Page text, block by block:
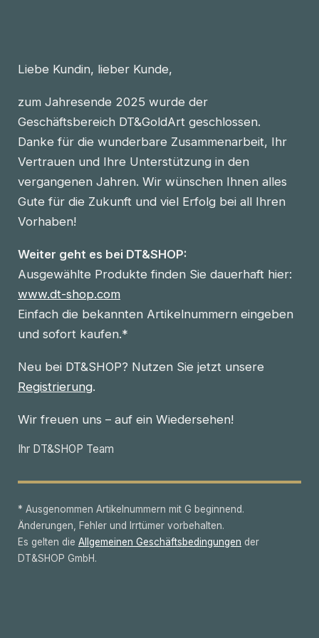
Liebe Kundin, lieber Kunde,
zum Jahresende 2025 wurde der
Geschäftsbereich DT&GoldArt geschlossen.
Danke für die wunderbare Zusammenarbeit, Ihr
Vertrauen und Ihre Unterstützung in den
vergangenen Jahren. Wir wünschen Ihnen alles
Gute für die Zukunft und viel Erfolg bei all Ihren
Vorhaben!
Weiter geht es bei DT&SHOP:
Ausgewählte Produkte finden Sie dauerhaft hier:
www.dt-shop.com
Einfach die bekannten Artikelnummern eingeben
und sofort kaufen.*
Neu bei DT&SHOP? Nutzen Sie jetzt unsere
Registrierung.
Wir freuen uns – auf ein Wiedersehen!
Ihr DT&SHOP Team
* Ausgenommen Artikelnummern mit G beginnend.
Änderungen, Fehler und Irrtümer vorbehalten.
Es gelten die Allgemeinen Geschäftsbedingungen der
DT&SHOP GmbH.